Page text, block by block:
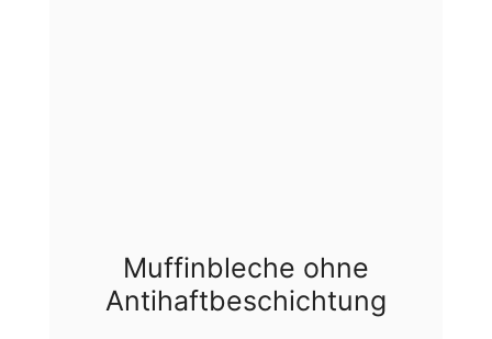
Muffinbleche ohne
Antihaftbeschichtung